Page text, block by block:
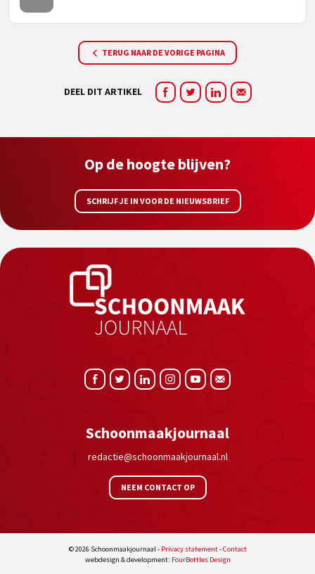
TERUG NAAR DE VORIGE PAGINA
DEEL DIT ARTIKEL
Op de hoogte blijven?
SCHRIJF JE IN VOOR DE NIEUWSBRIEF
Schoonmaakjournaal
redactie@schoonmaakjournaal.nl
NEEM CONTACT OP
© 2026 Schoonmaakjournaal - Privacy statement-Contact
webdesign & development: FourBottles Design